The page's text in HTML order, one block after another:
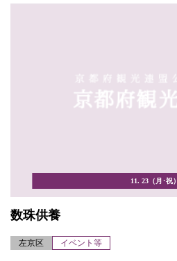
11. 23（月･祝）
数珠供養
左京区 イベント等